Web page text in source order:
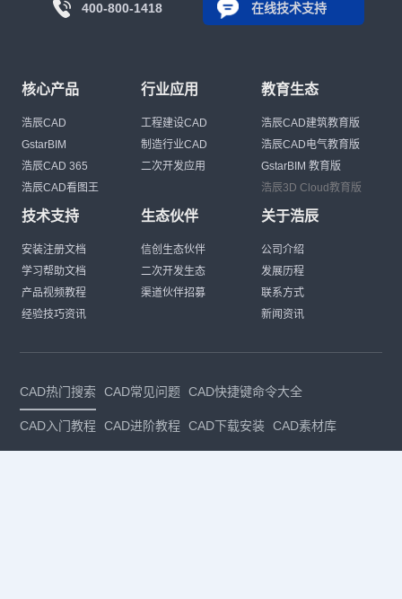
400-800-1418 在线技术支持
核心产品
浩辰CAD
GstarBIM
浩辰CAD 365
浩辰CAD看图王
行业应用
工程建设CAD
制造行业CAD
二次开发应用
教育生态
浩辰CAD建筑教育版
浩辰CAD电气教育版
GstarBIM 教育版
浩辰3D Cloud教育版
技术支持
安装注册文档
学习帮助文档
产品视频教程
经验技巧资讯
生态伙伴
信创生态伙伴
二次开发生态
渠道伙伴招募
关于浩辰
公司介绍
发展历程
联系方式
新闻资讯
CAD热门搜索 CAD常见问题 CAD快捷键命令大全
CAD入门教程 CAD进阶教程 CAD下载安装 CAD素材库